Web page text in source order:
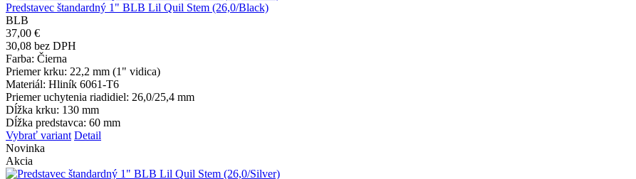
Predstavec štandardný 1" BLB Lil Quil Stem (26,0/Black)
BLB
37,00 €
30,08 bez DPH
Farba: Čierna
Priemer krku: 22,2 mm (1" vidica)
Materiál: Hliník 6061-T6
Priemer uchytenia riadidiel: 26,0/25,4 mm
Dĺžka krku: 130 mm
Dĺžka predstavca: 60 mm
Vybrať variant Detail
Novinka
Akcia